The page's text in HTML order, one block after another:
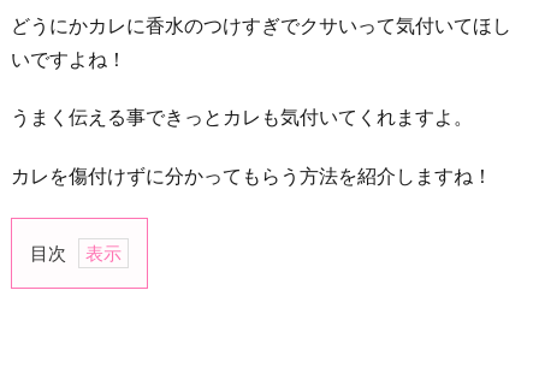
どうにかカレに香水のつけすぎでクサいって気付いてほし
いですよね！
うまく伝える事できっとカレも気付いてくれますよ。
カレを傷付けずに分かってもらう方法を紹介しますね！
目次
1.